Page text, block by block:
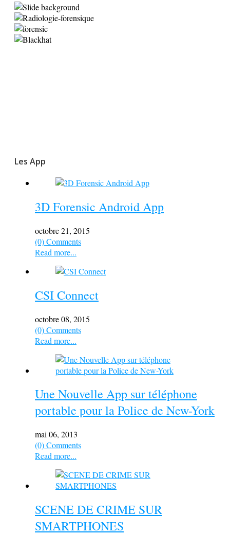
Les App
3D Forensic Android App
octobre 21, 2015
(0) Comments
Read more...
CSI Connect
octobre 08, 2015
(0) Comments
Read more...
Une Nouvelle App sur téléphone
portable pour la Police de New-York
mai 06, 2013
(0) Comments
Read more...
SCENE DE CRIME SUR
SMARTPHONES